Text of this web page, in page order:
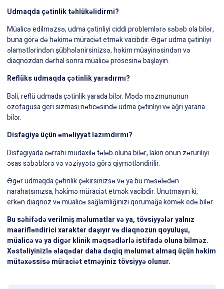
Udmaqda çətinlik təhlükəlidirmi?
Müalicə edilməzsə, udma çətinliyi ciddi problemlərə səbəb ola bilər,
buna görə də həkimə müraciət etmək vacibdir. Əgər udma çətinliyi
əlamətlərindən şübhələnirsinizsə, həkim müayinəsindən və
diaqnozdan dərhal sonra müalicə prosesinə başlayın.
Reflüks udmaqda çətinlik yaradırmı?
Bəli, reflü udmada çətinlik yarada bilər. Mədə məzmununun
özofagusa geri sızması nəticəsində udma çətinliyi və ağrı yarana
bilər.
Disfagiya üçün əməliyyat lazımdırmı?
Disfagiyada cərrahi müdaxilə tələb oluna bilər, lakin onun zəruriliyi
əsas səbəblərə və vəziyyətə görə qiymətləndirilir.
Əgər udmaqda çətinlik çəkirsinizsə və ya bu məsələdən
narahatsınızsa, həkimə müraciət etmək vacibdir. Unutmayın ki,
erkən diaqnoz və müalicə sağlamlığınızı qorumağa kömək edə bilər.
Bu səhifədə verilmiş məlumatlar və ya, tövsiyyələr yalnız
maarifləndirici xarakter daşıyır və diaqnozun qoyuluşu,
müalicə və ya digər klinik məqsədlərlə istifadə oluna bilməz.
Xəstəliyinizlə əlaqədar daha dəqiq məlumat almaq üçün həkim
mütəxəssisə müraciət etməyiniz tövsiyyə olunur.